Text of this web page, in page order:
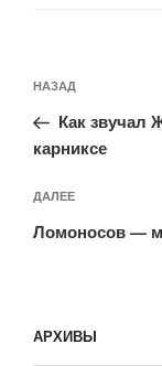
по
записям
Предыдущая
запись:
НАЗАД
Как звучал
карниксе
Следующая
запись
ДАЛЕЕ
Ломоносов —
АРХИВЫ